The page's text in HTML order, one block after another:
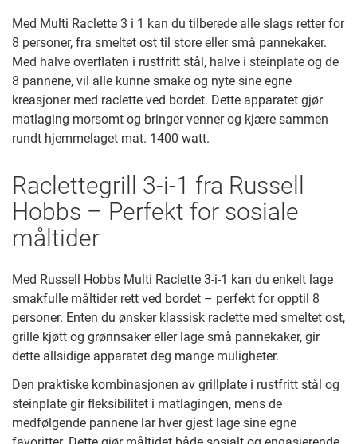
Med Multi Raclette 3 i 1 kan du tilberede alle slags retter for
8 personer, fra smeltet ost til store eller små pannekaker.
Med halve overflaten i rustfritt stål, halve i steinplate og de
8 pannene, vil alle kunne smake og nyte sine egne
kreasjoner med raclette ved bordet. Dette apparatet gjør
matlaging morsomt og bringer venner og kjære sammen
rundt hjemmelaget mat. 1400 watt.
Raclettegrill 3-i-1 fra Russell
Hobbs – Perfekt for sosiale
måltider
Med Russell Hobbs Multi Raclette 3-i-1 kan du enkelt lage
smakfulle måltider rett ved bordet – perfekt for opptil 8
personer. Enten du ønsker klassisk raclette med smeltet ost,
grille kjøtt og grønnsaker eller lage små pannekaker, gir
dette allsidige apparatet deg mange muligheter.
Den praktiske kombinasjonen av grillplate i rustfritt stål og
steinplate gir fleksibilitet i matlagingen, mens de
medfølgende pannene lar hver gjest lage sine egne